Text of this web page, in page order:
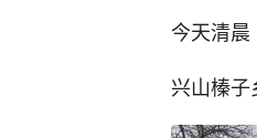
今天清晨
兴山榛